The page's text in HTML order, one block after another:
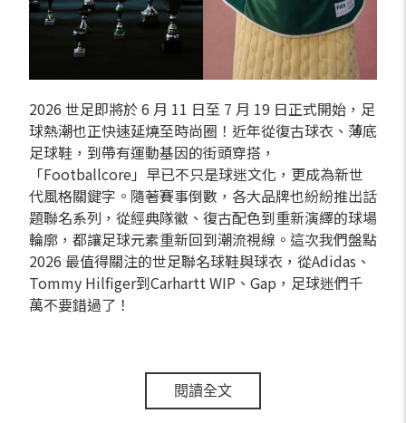
2026 世足即將於 6 月 11 日至 7 月 19 日正式開始，足
球熱潮也正快速延燒至時尚圈！近年從復古球衣、薄底
足球鞋，到帶有運動基因的街頭穿搭，
「Footballcore」早已不只是球迷文化，更成為新世
代風格關鍵字。隨著賽事倒數，各大品牌也紛紛推出話
題聯名系列，從經典隊徽、復古配色到重新演繹的球場
輪廓，都讓足球元素重新回到潮流視線。這次我們盤點
2026 最值得關注的世足聯名球鞋與球衣，從Adidas、
Tommy Hilfiger到Carhartt WIP、Gap，足球迷們千
萬不要錯過了！
閱讀全文